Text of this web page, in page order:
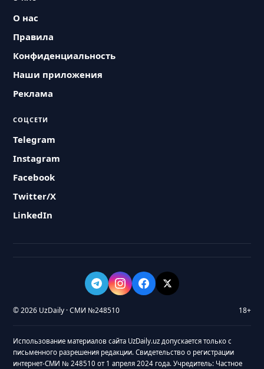
О нас
Правила
Конфиденциальность
Наши приложения
Реклама
СОЦСЕТИ
Telegram
Instagram
Facebook
Twitter/X
LinkedIn
© 2026 UzDaily · СМИ №248510 18+
Использование материалов сайта UzDaily.uz допускается только с
письменного разрешения редакции. Свидетельство о регистрации
интернет-СМИ № 248510 от 1 апреля 2024 года. Учредитель: Частное